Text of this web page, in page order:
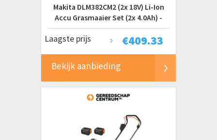
Makita DLM382CM2 (2x 18V) Li-Ion
Accu Grasmaaier Set (2x 4.0Ah) -
38cm
€409.33
Laagste prijs
Bekijk aanbieding